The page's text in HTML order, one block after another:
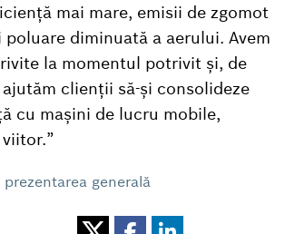
mai mare, emisii de zgomot
poluare diminuată a aerului. Avem
la momentul potrivit și, de
ajutăm clienții să-și consolideze
cu mașini de lucru mobile,
prezentarea generală